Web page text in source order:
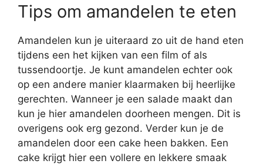
Tips om amandelen te eten
Amandelen kun je uiteraard zo uit de hand eten
tijdens een het kijken van een film of als
tussendoortje. Je kunt amandelen echter ook
op een andere manier klaarmaken bij heerlijke
gerechten. Wanneer je een salade maakt dan
kun je hier amandelen doorheen mengen. Dit is
overigens ook erg gezond. Verder kun je de
amandelen door een cake heen bakken. Een
cake krijgt hier een vollere en lekkere smaak